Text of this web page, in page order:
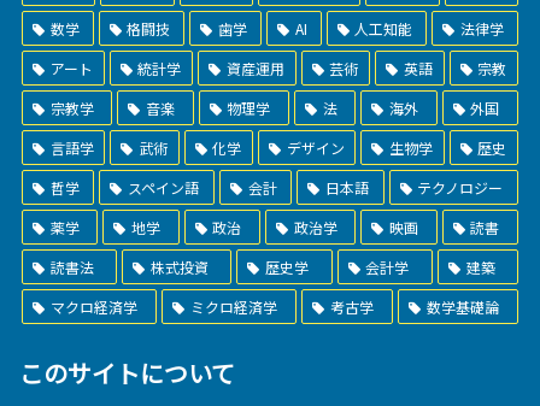
数学
格闘技 歯学 AI 人工知能
法律学
アート
統計学 資産運用 芸術 英語
宗教
宗教学
音楽 物理学 法 海外
外国
言語学
武術 化学 デザイン 生物学
歴史
哲学
スペイン語 会計 日本語
テクノロジー
薬学
地学 政治 政治学 映画
読書
読書法
株式投資 歴史学 会計学
建築
マクロ経済学
ミクロ経済学 考古学 数学基礎論
このサイトについて